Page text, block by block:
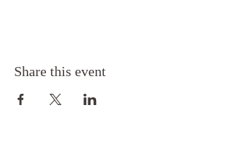
Share this event